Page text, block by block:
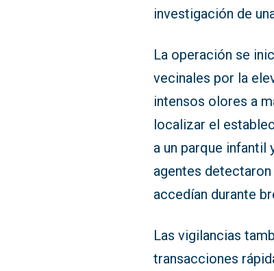
investigación de
La operación se
vecinales por la
intensos olores a
localizar el
a un parque infantil
agentes
accedían durante
Las vigilancias
transacciones